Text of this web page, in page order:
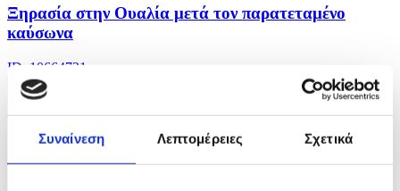
Συναίνεση Λεπτομέρειες Σχετικά
Ξηρασία στην Ουαλία μετά τον παρατεταμένο
καύσωνα
ID: 10664721